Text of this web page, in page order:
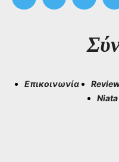
Επικοινωνία
Niata